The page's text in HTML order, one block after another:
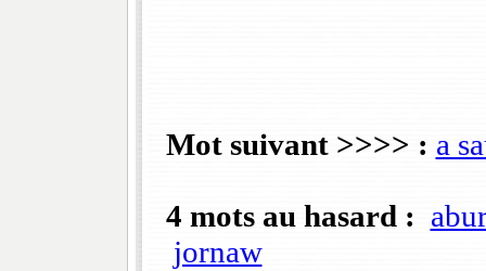
Mot suivant >>>> : a
4 mots au hasard :
jornaw